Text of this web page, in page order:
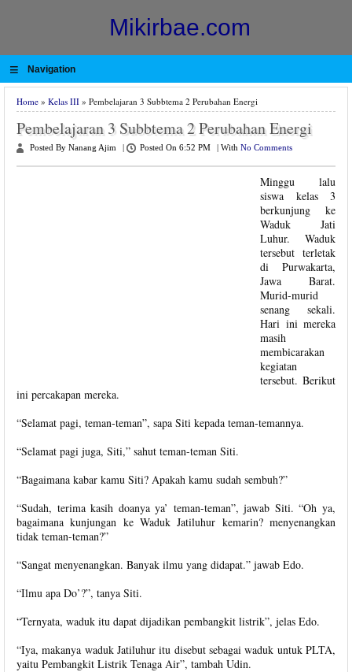
Mikirbae.com
≡ Navigation
Home » Kelas III » Pembelajaran 3 Subbtema 2 Perubahan Energi
Pembelajaran 3 Subbtema 2 Perubahan Energi
Posted By Nanang Ajim Posted On 6:52 PM With No Comments
Minggu lalu
siswa kelas 3
berkunjung ke
Waduk Jati
Luhur. Waduk
tersebut terletak
di Purwakarta,
Jawa Barat.
Murid-murid
senang sekali.
Hari ini mereka
masih
membicarakan
kegiatan
tersebut. Berikut
ini percakapan mereka.
“Selamat pagi, teman-teman”, sapa Siti kepada teman-temannya.
“Selamat pagi juga, Siti,” sahut teman-teman Siti.
“Bagaimana kabar kamu Siti? Apakah kamu sudah sembuh?”
“Sudah, terima kasih doanya ya’ teman-teman”, jawab Siti. “Oh ya,
bagaimana kunjungan ke Waduk Jatiluhur kemarin? menyenangkan
tidak teman-teman?”
“Sangat menyenangkan. Banyak ilmu yang didapat.” jawab Edo.
“Ilmu apa Do’?”, tanya Siti.
“Ternyata, waduk itu dapat dijadikan pembangkit listrik”, jelas Edo.
“Iya, makanya waduk Jatiluhur itu disebut sebagai waduk untuk PLTA,
yaitu Pembangkit Listrik Tenaga Air”, tambah Udin.